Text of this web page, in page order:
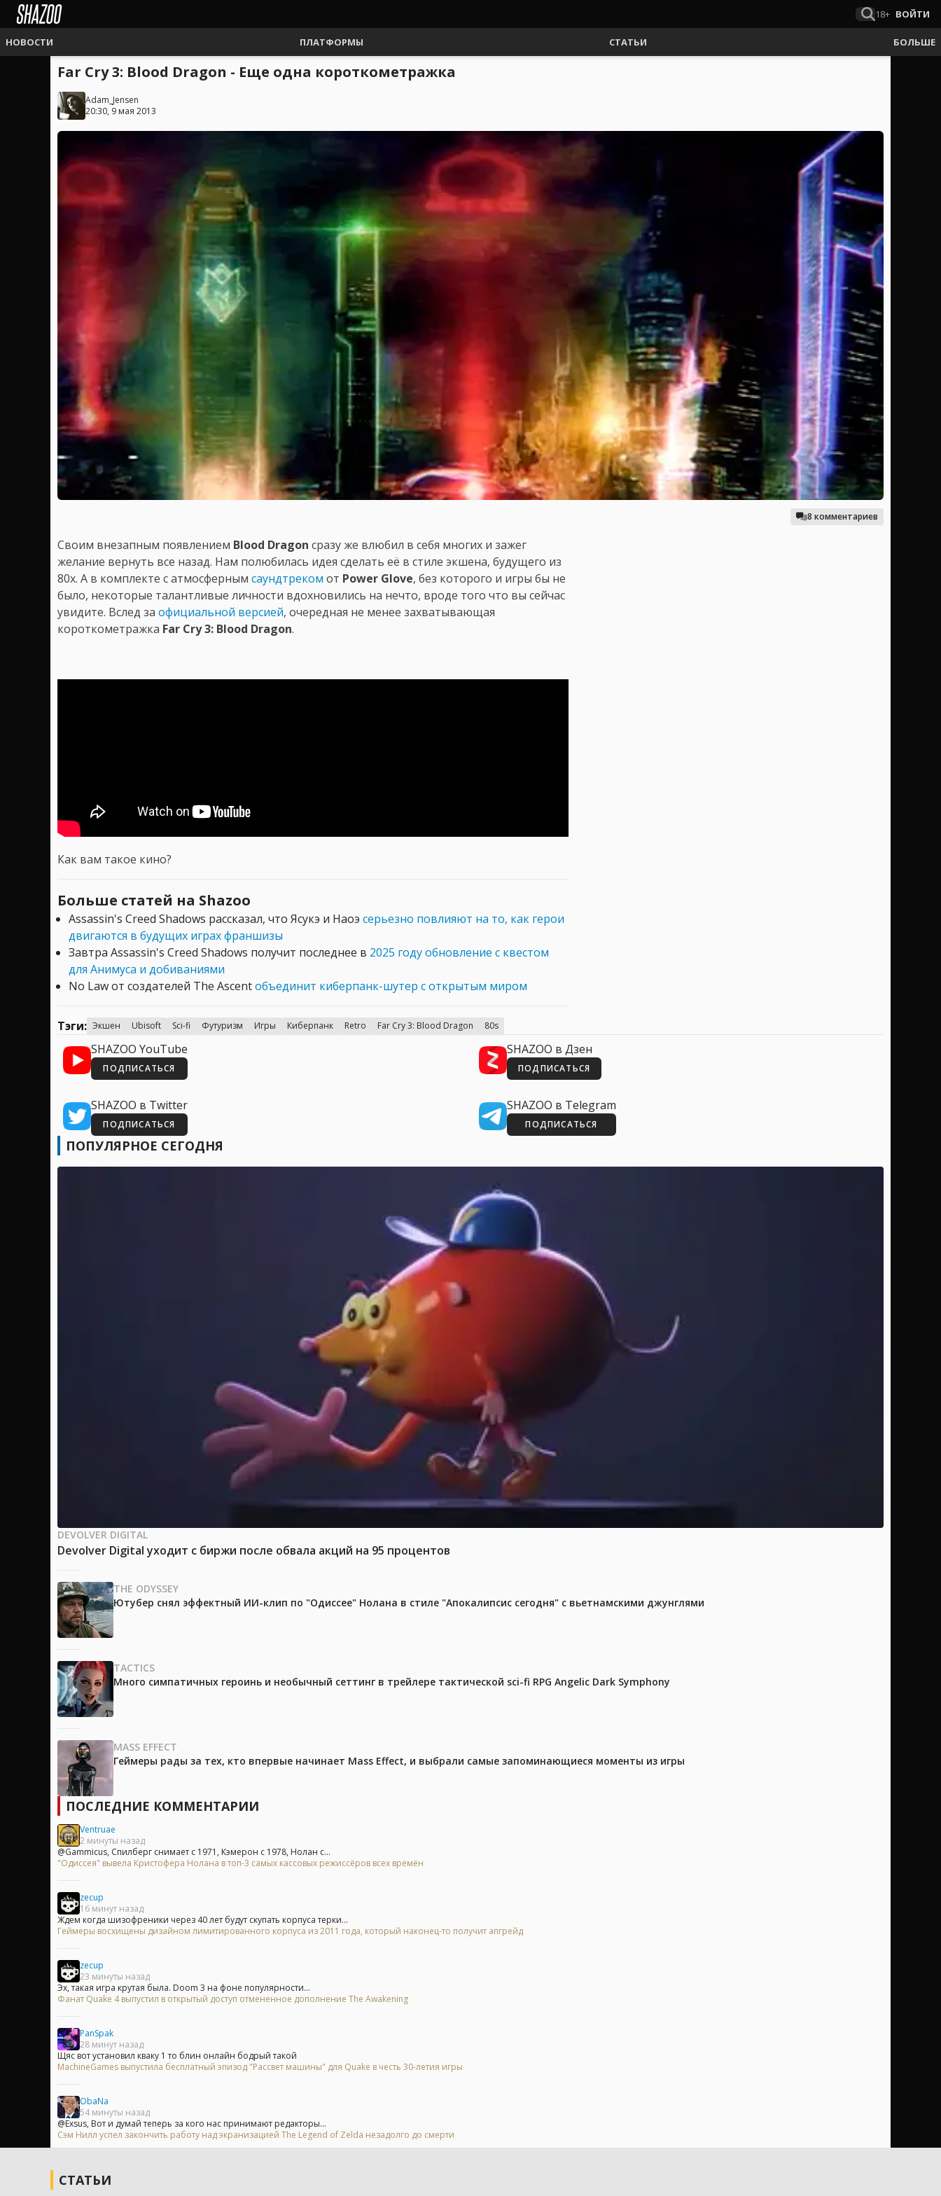
18+ ВОЙТИ
НОВОСТИ ПЛАТФОРМЫ СТАТЬИ БОЛЬШЕ
Far Cry 3: Blood Dragon - Еще одна короткометражка
Adam_Jensen
20:30, 9 мая 2013
8 комментариев
Своим внезапным появлением Blood Dragon сразу же влюбил в себя многих и зажег
желание вернуть все назад. Нам полюбилась идея сделать её в стиле экшена, будущего из
80х. А в комплекте с атмосферным саундтреком от Power Glove, без которого и игры бы не
было, некоторые талантливые личности вдохновились на нечто, вроде того что вы сейчас
увидите. Вслед за официальной версией, очередная не менее захватывающая
короткометражка Far Cry 3: Blood Dragon.
Как вам такое кино?
Больше статей на Shazoo
Assassin's Creed Shadows рассказал, что Ясукэ и Наоэ серьезно повлияют на то, как герои
двигаются в будущих играх франшизы
Завтра Assassin's Creed Shadows получит последнее в 2025 году обновление с квестом
для Анимуса и добиваниями
No Law от создателей The Ascentобъединит киберпанк-шутер с открытым миром
Тэги: Экшен Ubisoft Sci-fi Футуризм Игры Киберпанк Retro Far Cry 3: Blood Dragon 80s
SHAZOO YouTube
ПОДПИСАТЬСЯ
SHAZOO в Дзен
ПОДПИСАТЬСЯ
SHAZOO в Twitter
ПОДПИСАТЬСЯ
SHAZOO в Telegram
ПОДПИСАТЬСЯ
ПОПУЛЯРНОЕ СЕГОДНЯ
DEVOLVER DIGITAL
Devolver Digital уходит с биржи после обвала акций на 95 процентов
THE ODYSSEY
Ютубер снял эффектный ИИ-клип по "Одиссее" Нолана в стиле "Апокалипсис сегодня" с вьетнамскими джунглями
TACTICS
Много симпатичных героинь и необычный сеттинг в трейлере тактической sci-fi RPG Angelic Dark Symphony
MASS EFFECT
Геймеры рады за тех, кто впервые начинает Mass Effect, и выбрали самые запоминающиеся моменты из игры
ПОСЛЕДНИЕ КОММЕНТАРИИ
Ventruae
2 минуты назад
@Gammicus, Спилберг снимает с 1971, Кэмерон с 1978, Нолан с...
"Одиссея" вывела Кристофера Нолана в топ-3 самых кассовых режиссёров всех времён
zecup
16 минут назад
Ждем когда шизофреники через 40 лет будут скупать корпуса терки...
Геймеры восхищены дизайном лимитированного корпуса из 2011 года, который наконец-то получит апгрейд
zecup
23 минуты назад
Эх, такая игра крутая была. Doom 3 на фоне популярности...
Фанат Quake 4 выпустил в открытый доступ отмененное дополнение The Awakening
PanSpak
28 минут назад
Щяс вот установил кваку 1 то блин онлайн бодрый такой
MachineGames выпустила бесплатный эпизод "Рассвет машины" для Quake в честь 30-летия игры
ObaNa
54 минуты назад
@Exsus, Вот и думай теперь за кого нас принимают редакторы...
Сэм Нилл успел закончить работу над экранизацией The Legend of Zelda незадолго до смерти
СТАТЬИ